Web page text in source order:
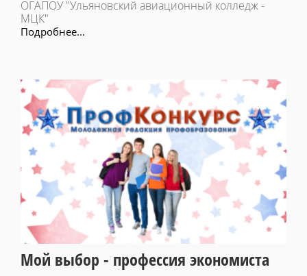
ОГАПОУ "Ульяновский авиационный колледж -
МЦК"
Подробнее...
Мой выбор - профессия экономиста